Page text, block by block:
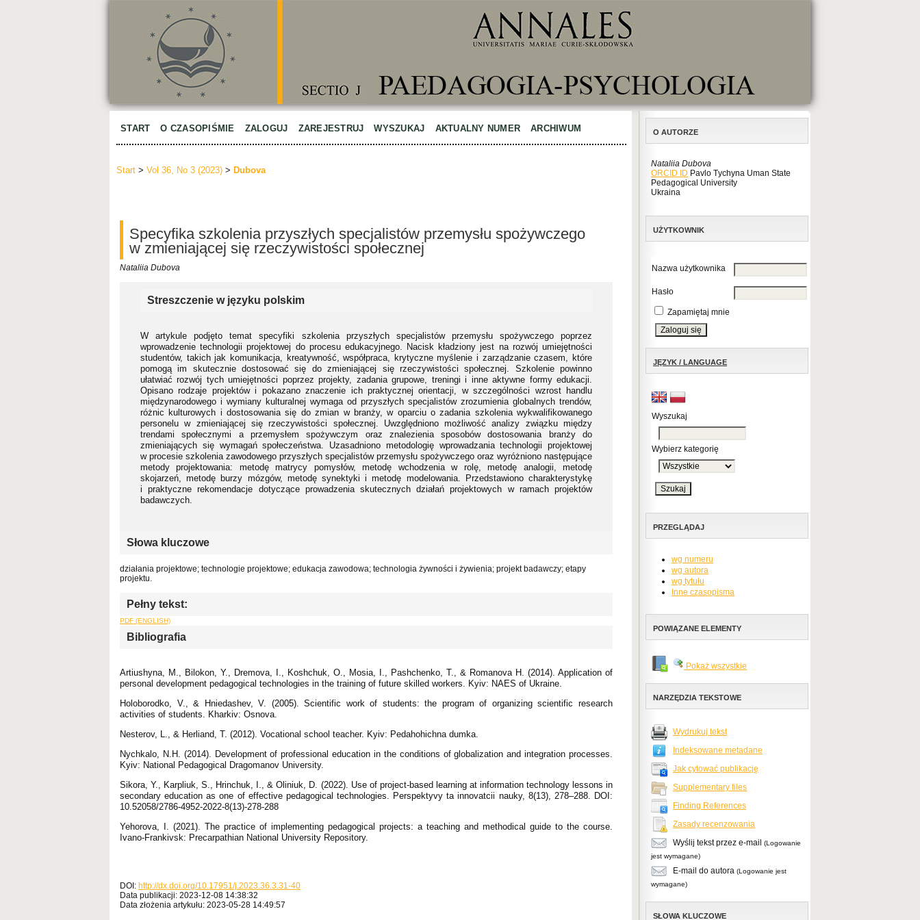
O AUTORZE
Nataliia Dubova
ORCID ID Рavlo Тychyna Uman State
Pedagogical University
Ukraina
UŻYTKOWNIK
Nazwa użytkownika
Hasło
Zapamiętaj mnie
JĘZYK / LANGUAGE
Wyszukaj
Wybierz kategorię
PRZEGLĄDAJ
wg numeru
wg autora
wg tytułu
Inne czasopisma
POWIĄZANE ELEMENTY
Pokaż wszystkie
NARZĘDZIA TEKSTOWE
Wydrukuj tekst
Indeksowane metadane
Jak cytować publikację
Supplementary files
Finding References
Zasady recenzowania
Wyślij tekst przez e-mail
(Logowanie
jest wymagane)
E-mail do autora (Logowanie jest
wymagane)
SŁOWA KLUCZOWE
START O CZASOPIŚMIE ZALOGUJ ZAREJESTRUJ WYSZUKAJ AKTUALNY NUMER ARCHIWUM
Start > Vol 36, No 3 (2023) > Dubova
Specyfika szkolenia przyszłych specjalistów przemysłu spożywczego
w zmieniającej się rzeczywistości społecznej
Nataliia Dubova
Streszczenie w języku polskim
W artykule podjęto temat specyfiki szkolenia przyszłych specjalistów przemysłu spożywczego poprzez
wprowadzenie technologii projektowej do procesu edukacyjnego. Nacisk kładziony jest na rozwój umiejętności
studentów, takich jak komunikacja, kreatywność, współpraca, krytyczne myślenie i zarządzanie czasem, które
pomogą im skutecznie dostosować się do zmieniającej się rzeczywistości społecznej. Szkolenie powinno
ułatwiać rozwój tych umiejętności poprzez projekty, zadania grupowe, treningi i inne aktywne formy edukacji.
Opisano rodzaje projektów i pokazano znaczenie ich praktycznej orientacji, w szczególności wzrost handlu
międzynarodowego i wymiany kulturalnej wymaga od przyszłych specjalistów zrozumienia globalnych trendów,
różnic kulturowych i dostosowania się do zmian w branży, w oparciu o zadania szkolenia wykwalifikowanego
personelu w zmieniającej się rzeczywistości społecznej. Uwzględniono możliwość analizy związku między
trendami społecznymi a przemysłem spożywczym oraz znalezienia sposobów dostosowania branży do
zmieniających się wymagań społeczeństwa. Uzasadniono metodologię wprowadzania technologii projektowej
w procesie szkolenia zawodowego przyszłych specjalistów przemysłu spożywczego oraz wyróżniono następujące
metody projektowania: metodę matrycy pomysłów, metodę wchodzenia w rolę, metodę analogii, metodę
skojarzeń, metodę burzy mózgów, metodę synektyki i metodę modelowania. Przedstawiono charakterystykę
i praktyczne rekomendacje dotyczące prowadzenia skutecznych działań projektowych w ramach projektów
badawczych.
Słowa kluczowe
działania projektowe; technologie projektowe; edukacja zawodowa; technologia żywności i żywienia; projekt badawczy; etapy
projektu.
Pełny tekst:
PDF (ENGLISH)
Bibliografia
Artiushyna, M., Bilokon, Y., Dremova, I., Koshchuk, O., Mosia, I., Pashchenko, T., & Romanova H. (2014). Application of
personal development pedagogical technologies in the training of future skilled workers. Kyiv: NAES of Ukraine.
Holoborodko, V., & Hniedashev, V. (2005). Scientific work of students: the program of organizing scientific research
activities of students. Kharkiv: Osnova.
Nesterov, L., & Herliand, T. (2012). Vocational school teacher. Kyiv: Pedahohichna dumka.
Nychkalo, N.H. (2014). Development of professional education in the conditions of globalization and integration processes.
Kyiv: National Pedagogical Dragomanov University.
Sikora, Y., Karpliuk, S., Hrinchuk, I., & Oliniuk, D. (2022). Use of project-based learning at information technology lessons in
secondary education as one of effective pedagogical technologies. Perspektyvy ta innovatcii nauky, 8(13), 278–288. DOI:
10.52058/2786-4952-2022-8(13)-278-288
Yehorova, I. (2021). The practice of implementing pedagogical projects: a teaching and methodical guide to the course.
Ivano-Frankivsk: Precarpathian National University Repository.
DOI: http://dx.doi.org/10.17951/j.2023.36.3.31-40
Data publikacji: 2023-12-08 14:38:32
Data złożenia artykułu: 2023-05-28 14:49:57